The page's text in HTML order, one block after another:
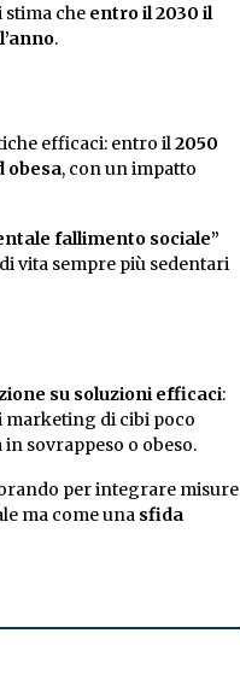
stima che entro il 2030 il
.
efficaci: entro il2050
obesa, con un impatto
fallimento sociale”
vita sempre più sedentari
su soluzioni efficaci:
marketing di cibi poco
sovrappeso o obeso.
per integrare misure
ma come una sfida